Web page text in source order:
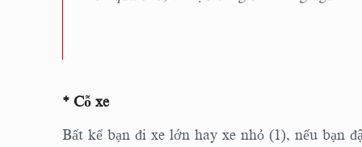
* Cỗ xe
Bất kể bạn đi xe lớn hay xe nhỏ (1), nếu bạn